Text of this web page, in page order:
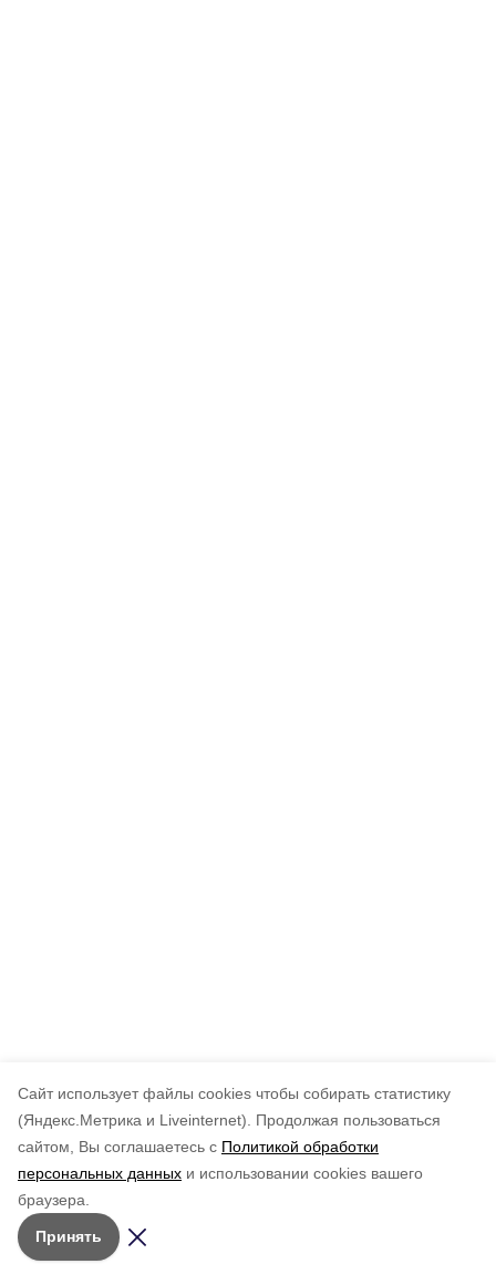
Cайт использует файлы cookies чтобы собирать статистику
(Яндекс.Метрика и Liveinternet).
Продолжая пользоваться
сайтом, Вы соглашаетесь с Политикой обработки
персональных данных и использовании cookies вашего
браузера.
Принять